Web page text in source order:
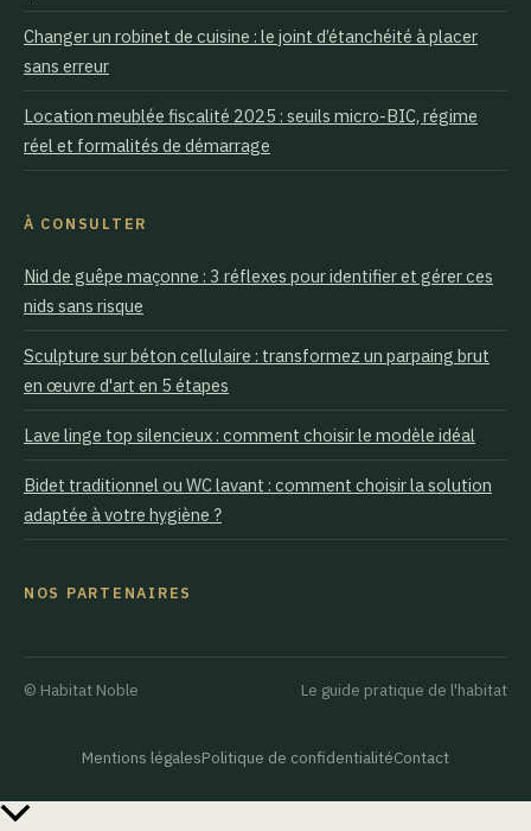
Changer un robinet de cuisine : le joint d’étanchéité à placer
sans erreur
Location meublée fiscalité 2025 : seuils micro-BIC, régime
réel et formalités de démarrage
À CONSULTER
Nid de guêpe maçonne : 3 réflexes pour identifier et gérer ces
nids sans risque
Sculpture sur béton cellulaire : transformez un parpaing brut
en œuvre d'art en 5 étapes
Lave linge top silencieux : comment choisir le modèle idéal
Bidet traditionnel ou WC lavant : comment choisir la solution
adaptée à votre hygiène ?
NOS PARTENAIRES
© Habitat Noble Le guide pratique de l'habitat
Mentions légalesPolitique de confidentialitéContact